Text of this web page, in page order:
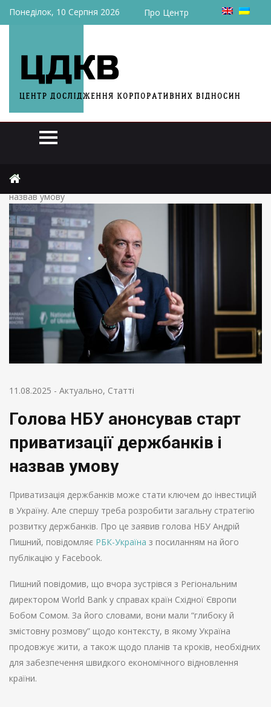
Понеділок, 10 Серпня 2026 Про Центр
Голова НБУ анонсував старт приватизації держбанків і
назвав умову
11.08.2025 - Актуально, Статті
Голова НБУ анонсував старт
приватизації держбанків і
назвав умову
Приватизація держбанків може стати ключем до інвестицій
в Україну. Але спершу треба розробити загальну стратегію
розвитку держбанків. Про це заявив голова НБУ Андрій
Пишний, повідомляє РБК-Україна з посиланням на його
публікацію у Facebook.
Пишний повідомив, що вчора зустрівся з Регіональним
директором World Bank у справах країн Східної Європи
Бобом Сомом. За його словами, вони мали “глибоку й
змістовну розмову” щодо контексту, в якому Україна
продовжує жити, а також щодо планів та кроків, необхідних
для забезпечення швидкого економічного відновлення
країни.